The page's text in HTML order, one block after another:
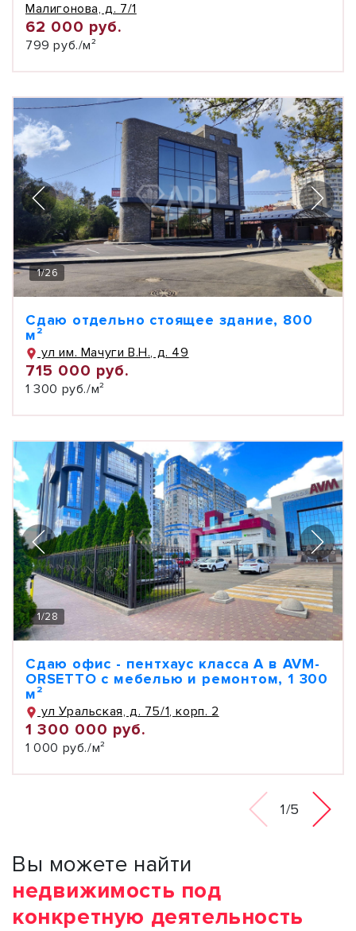
Малигонова, д. 7/1
62 000 руб.
799 руб./м²
1/26
Сдаю отдельно стоящее здание, 800
м²
ул им. Мачуги В.Н., д. 49
715 000 руб.
1 300 руб./м²
1/28
Сдаю офис - пентхаус класса А в AVM-
ORSETTO с мебелью и ремонтом, 1 300
м²
ул Уральская, д. 75/1, корп. 2
1 300 000 руб.
1 000 руб./м²
1/5
Вы можете найти
недвижимость под
конкретную деятельность